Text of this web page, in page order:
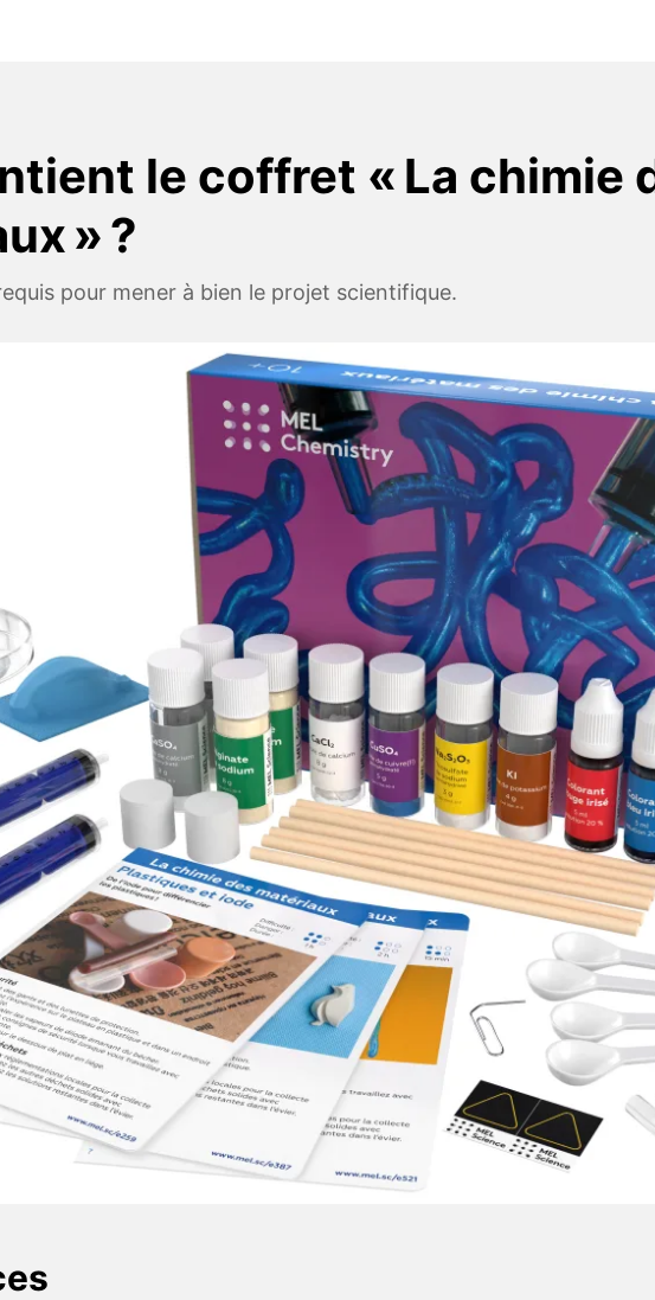
le coffret « La chimie
» ?
pour mener à bien le projet scientifique.